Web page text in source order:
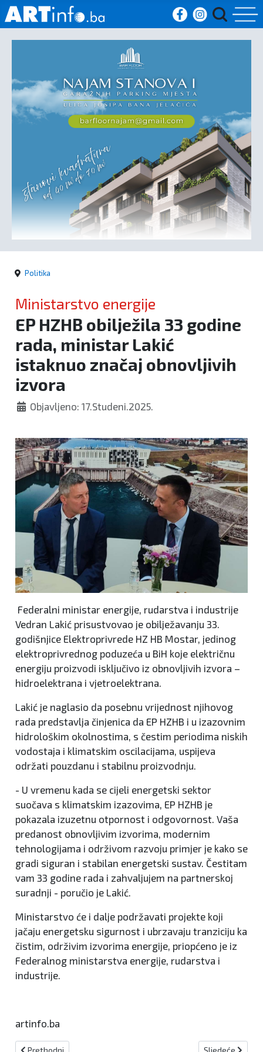
Vijesti
Sport
Crna
kronika
Politika
Politika
Ministarstvo energije
EP HZHB obilježila 33 godine
rada, ministar Lakić
istaknuo značaj obnovljivih
izvora
Objavljeno: 17.Studeni.2025.
Federalni ministar energije, rudarstva i industrije
Vedran Lakić prisustvovao je obilježavanju 33.
godišnjice Elektroprivrede HZ HB Mostar, jedinog
elektroprivrednog poduzeća u BiH koje električnu
energiju proizvodi isključivo iz obnovljivih izvora –
hidroelektrana i vjetroelektrana.
Lakić je naglasio da posebnu vrijednost njihovog
rada predstavlja činjenica da EP HZHB i u izazovnim
hidrološkim okolnostima, s čestim periodima niskih
vodostaja i klimatskim oscilacijama, uspijeva
održati pouzdanu i stabilnu proizvodnju.
- U vremenu kada se cijeli energetski sektor
suočava s klimatskim izazovima, EP HZHB je
pokazala izuzetnu otpornost i odgovornost. Vaša
predanost obnovljivim izvorima, modernim
tehnologijama i održivom razvoju primjer je kako se
gradi siguran i stabilan energetski sustav. Čestitam
vam 33 godine rada i zahvaljujem na partnerskoj
suradnji - poručio je Lakić.
Ministarstvo će i dalje podržavati projekte koji
jačaju energetsku sigurnost i ubrzavaju tranziciju ka
čistim, održivim izvorima energije, priopćeno je iz
Federalnog ministarstva energije, rudarstva i
industrije.
artinfo.ba
Prethodni članak: Vlada Japana odobrila 194.299 eura domovima
Prethodni Sljedeći
Sljedeće